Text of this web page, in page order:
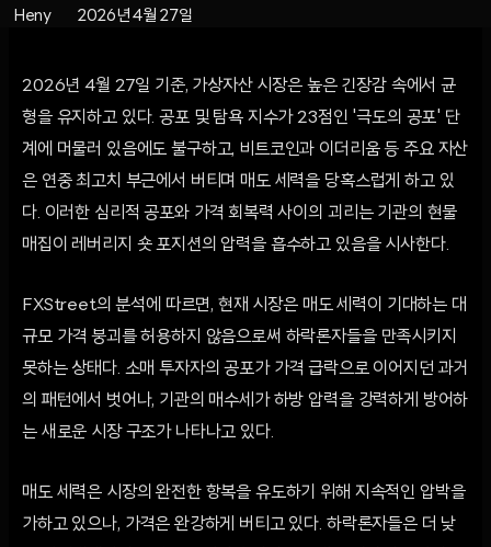
Heny 2026년 4월 27일
2026년 4월 27일 기준, 가상자산 시장은 높은 긴장감 속에서 균
형을 유지하고 있다. 공포 및 탐욕 지수가 23점인 '극도의 공포' 단
계에 머물러 있음에도 불구하고, 비트코인과 이더리움 등 주요 자산
은 연중 최고치 부근에서 버티며 매도 세력을 당혹스럽게 하고 있
다. 이러한 심리적 공포와 가격 회복력 사이의 괴리는 기관의 현물
매집이 레버리지 숏 포지션의 압력을 흡수하고 있음을 시사한다.
FXStreet의 분석에 따르면, 현재 시장은 매도 세력이 기대하는 대
규모 가격 붕괴를 허용하지 않음으로써 하락론자들을 만족시키지
못하는 상태다. 소매 투자자의 공포가 가격 급락으로 이어지던 과거
의 패턴에서 벗어나, 기관의 매수세가 하방 압력을 강력하게 방어하
는 새로운 시장 구조가 나타나고 있다.
매도 세력은 시장의 완전한 항복을 유도하기 위해 지속적인 압박을
가하고 있으나, 가격은 완강하게 버티고 있다. 하락론자들은 더 낮